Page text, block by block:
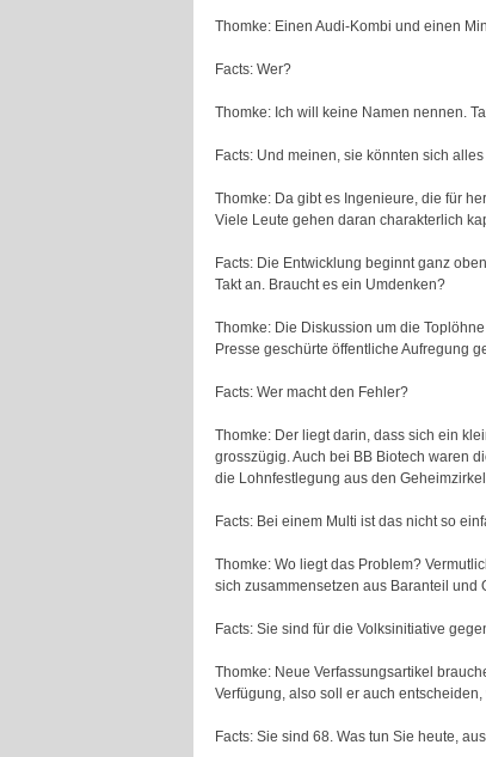
Thomke: Einen Audi-Kombi und einen
Facts: Wer?
Thomke: Ich will keine Namen nennen.
Facts: Und meinen, sie könnten sich
Thomke: Da gibt es Ingenieure, die für
Viele Leute gehen daran charakterlich
Facts: Die Entwicklung beginnt ganz
Takt an. Braucht es ein Umdenken?
Thomke: Die Diskussion um die
Presse geschürte öffentliche Aufregung
Facts: Wer macht den Fehler?
Thomke: Der liegt darin, dass sich ein
grosszügig. Auch bei BB Biotech waren
die Lohnfestlegung aus den
Facts: Bei einem Multi ist das nicht so
Thomke: Wo liegt das Problem?
sich zusammensetzen aus Baranteil
Facts: Sie sind für die Volksinitiative
Thomke: Neue Verfassungsartikel
Verfügung, also soll er auch
Facts: Sie sind 68. Was tun Sie heute,